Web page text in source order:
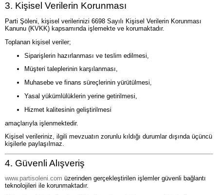
3. Kişisel Verilerin Korunması
Parti Şöleni, kişisel verilerinizi 6698 Sayılı Kişisel Verilerin Korunması
Kanunu (KVKK) kapsamında işlemekte ve korumaktadır.
Toplanan kişisel veriler;
Siparişlerin hazırlanması ve teslim edilmesi,
Müşteri taleplerinin karşılanması,
Muhasebe ve finans süreçlerinin yürütülmesi,
Yasal yükümlülüklerin yerine getirilmesi,
Hizmet kalitesinin geliştirilmesi
amaçlarıyla işlenmektedir.
Kişisel verileriniz, ilgili mevzuatın zorunlu kıldığı durumlar dışında üçüncü
kişilerle paylaşılmaz.
4. Güvenli Alışveriş
www.partisoleni.com üzerinden gerçekleştirilen işlemler güvenli bağlantı
teknolojileri ile korunmaktadır.